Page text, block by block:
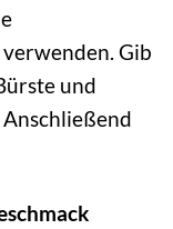
Gib
und